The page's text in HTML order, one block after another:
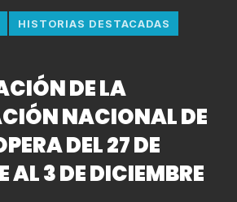
HISTORIAS DESTACADAS
DE LA
NACIONAL DE
DEL 27 DE
AL 3 DE DICIEMBRE